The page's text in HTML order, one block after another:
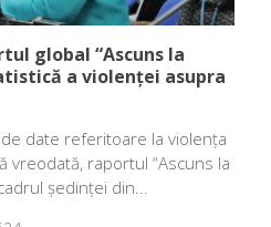
global “Ascuns la
a violenței asupra
date referitoare la violența
vreodată, raportul “Ascuns la
ședinței din...